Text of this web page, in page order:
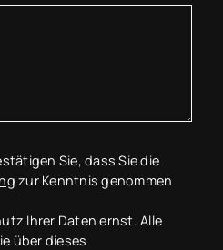
Sie, dass Sie die
zur Kenntnis genommen
Ihrer Daten ernst. Alle
über dieses